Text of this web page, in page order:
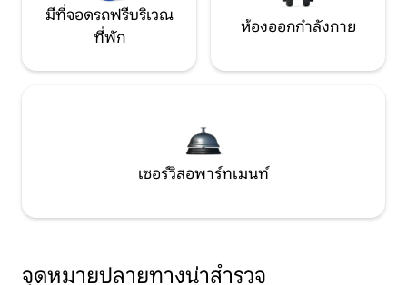
มีที่จอดรถฟรีบริเวณ
ที่พัก
ห้องออกกำลังกาย
เซอร์วิสอพาร์ทเมนท์
จุดหมายปลายทางน่าสำรวจ